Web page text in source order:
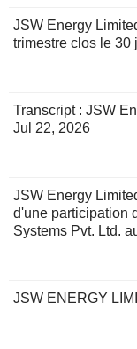
JSW Energy
trimestre clos le 30
Transcript : JSW
Jul 22, 2026
JSW Energy
d'une participation
Systems Pvt. Ltd.
JSW ENERGY